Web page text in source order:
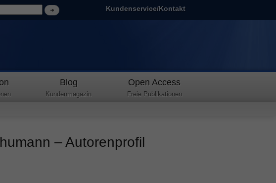
Kundenservice/Kontakt
Blog
Kundenmagazin
Open Access
Freie Publikationen
– Autorenprofil